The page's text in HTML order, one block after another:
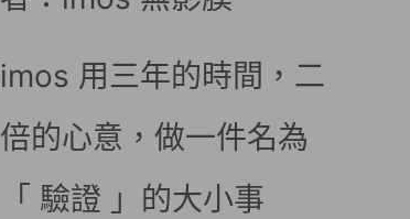
imos 用三年的時間，二
倍的心意，做一件名為
「 驗證 」的大小事